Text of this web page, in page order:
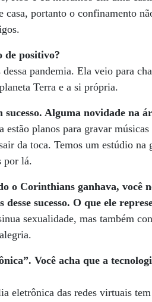
casa, portanto o confinamento
de positivo?
pandemia. Ela veio para
Terra e a si própria.
Alguma novidade na
estão planos para gravar
da toca. Temos um estúdio na
por lá.
o Corinthians ganhava, você
sucesso. O que ele
sexualidade, mas também
Você acha que a
eletrônica das redes virtuais